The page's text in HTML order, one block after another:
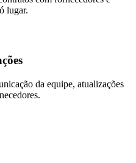
lugar.
da equipe, atualizações